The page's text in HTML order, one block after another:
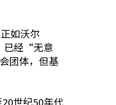
如沃尔
已经“无意
团体，但基
世纪50年代